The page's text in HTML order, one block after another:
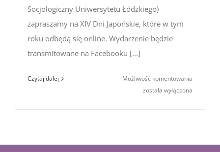
Socjologiczny Uniwersytetu Łódzkiego)
zapraszamy na XIV Dni Japońskie, które w tym
roku odbędą się online. Wydarzenie będzie
transmitowane na Facebooku [...]
Czytaj dalej Możliwość komentowania
została wyłączona